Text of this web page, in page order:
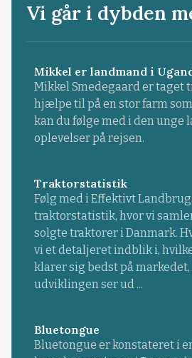
Vi går i dybden
Mikkel er landmand i
Mikkel Smedegaard er taget
hjælpe til på en stor farm
kan du følge med i den unge
oplevelser på rejsen.
Traktorstatistik
Følg med i Effektivt
traktorstatistik, hvor vi
solgte traktorer i Danmark.
vi et detaljeret indblik i,
klarer sig bedst på markedet,
udviklingen ser ud ...
Bluetongue
Bluetongue er konstateret i